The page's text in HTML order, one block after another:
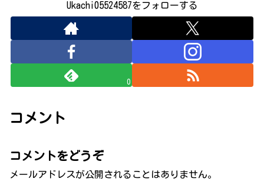
Ukachi05524587をフォローする
0
コメント
コメントをどうぞ
メールアドレスが公開されることはありません。